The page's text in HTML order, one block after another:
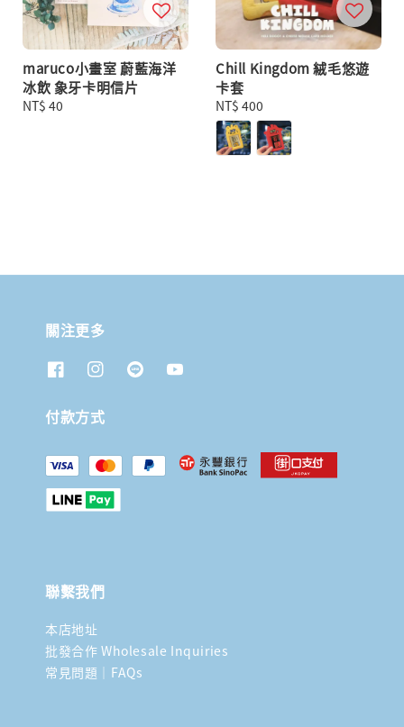
maruco小畫室 蔚藍海洋
冰飲 象牙卡明信片
Regular
NT$ 40
Chill Kingdom 絨毛悠遊
卡套
Regular
price
NT$ 400
關注更多
付款方式
聯繫我們
本店地址
批發合作 Wholesale Inquiries
常見問題｜FAQs